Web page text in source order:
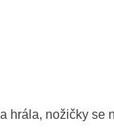
hrála, nožičky se